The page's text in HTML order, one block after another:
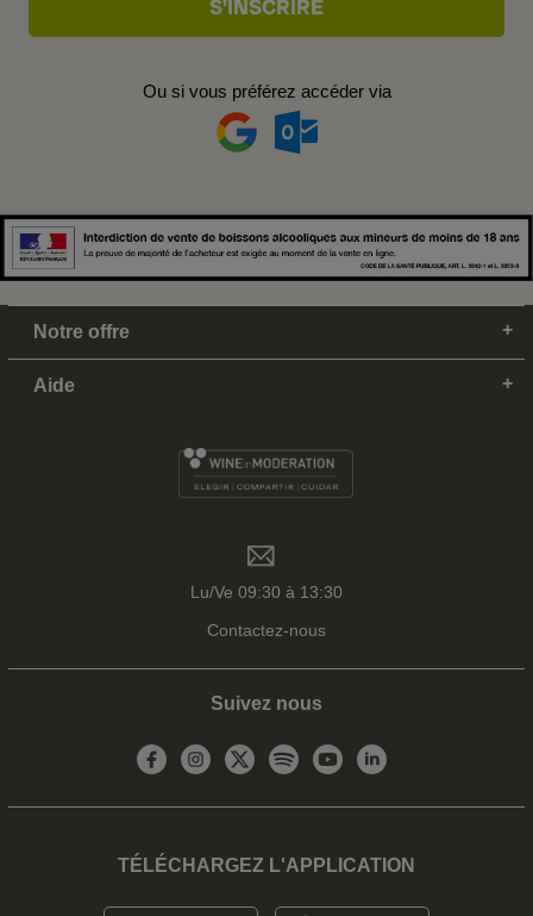
Ou si vous préférez accéder via
Notre offre
Aide
Lu/Ve 09:30 à 13:30
Contactez-nous
Suivez nous
TÉLÉCHARGEZ L'APPLICATION